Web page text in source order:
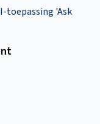
toepassing 'Ask